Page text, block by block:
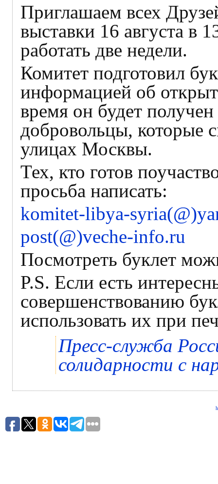
Приглашаем всех
выставки 16 августа в
работать две недели.
Комитет подготовил
информацией об
время он будет
добровольцы, которые
улицах Москвы.
Тех, кто готов
просьба написать:
komitet-libya-
post(@)veche-info.ru
Посмотреть буклет
P.S. Если есть
совершенствованию
использовать их при
Пресс-служба
солидарности с